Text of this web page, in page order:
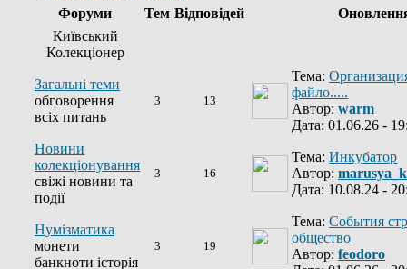
Форуми
Тем Відповідей
Київський
Колекціонер
Загальні теми
обговорення
всіх питань
3 13
Тема:
файло.....
Автор:warm
Дата: 01.06.26 -
Новини
колекціонування
свіжі новини та
події
3 16
Тема:Инкубатор
Автор:
Дата: 10.08.24 -
Нумізматика
монети
банкноти історія
3 19
Тема:События
общество
Автор:feodoro